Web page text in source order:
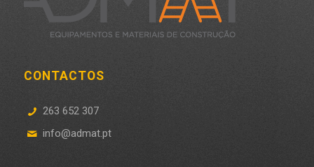
CONTACTOS
263 652 307
info@admat.pt